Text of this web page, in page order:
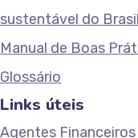
sustentável do Brasil
Manual de Boas
Glossário
Links úteis
Agentes Financeiros